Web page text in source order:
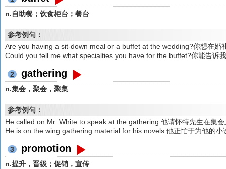
n.自助餐；饮食柜台；餐台
参考例句：
Are you having a sit-down meal or a buffet at the wedding?你想在婚
Could you tell me what specialties you have for the buffet?你能告诉
2 gathering
n.集会，聚会，聚集
参考例句：
He called on Mr. White to speak at the gathering.他请怀特先生在集
He is on the wing gathering material for his novels.他正忙于为他的小
3 promotion
n.提升，晋级；促销，宣传